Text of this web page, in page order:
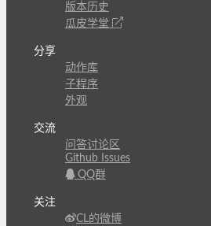
版本历史
瓜皮学堂
分享
动作库
子程序
外观
交流
问答讨论区
Github Issues
QQ群
关注
CL的微博